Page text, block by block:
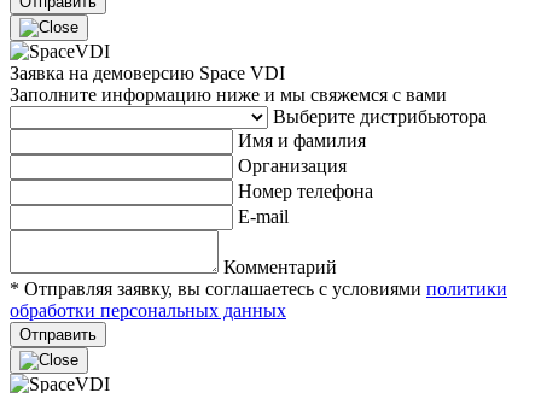
Заявка на демоверсию Space VDI
Заполните информацию ниже и мы свяжемся с вами
Выберите дистрибьютора
Имя и фамилия
Организация
Номер телефона
E-mail
Комментарий
* Отправляя заявку, вы соглашаетесь с условиями политики
обработки персональных данных
Отправить